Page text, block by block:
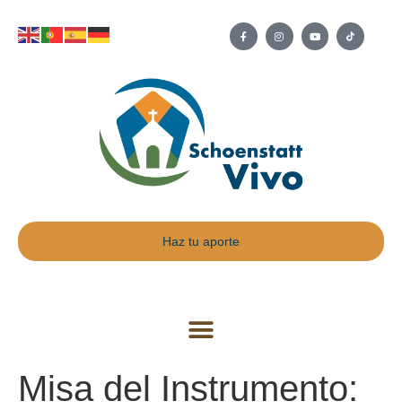
Haz tu aporte
Misa del Instrumento: